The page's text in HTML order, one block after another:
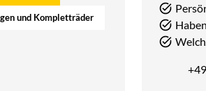
und Kompletträder